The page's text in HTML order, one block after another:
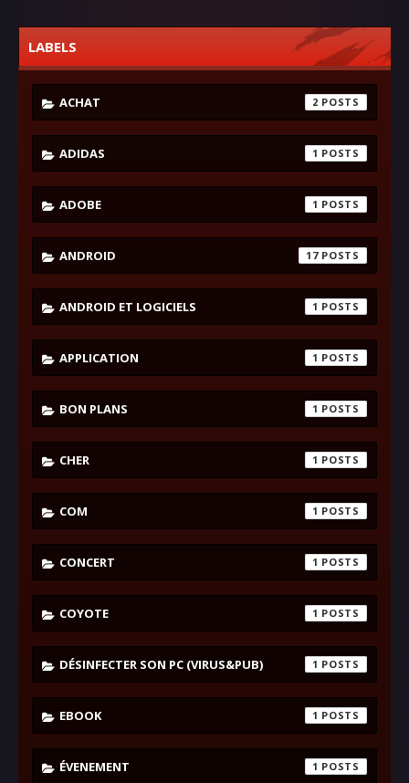
LABELS
ACHAT 2
ADIDAS 1
ADOBE 1
ANDROID 17
ANDROID ET LOGICIELS 1
APPLICATION 1
BON PLANS 1
CHER 1
COM 1
CONCERT 1
COYOTE 1
DÉSINFECTER SON PC (VIRUS&PUB) 1
EBOOK 1
ÉVENEMENT 1